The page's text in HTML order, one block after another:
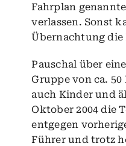
Fahrplan
verlassen. Sonst
Übernachtung die
Pauschal über
Gruppe von ca.
auch Kinder und
Oktober 2004 die
entgegen
Führer und trotz